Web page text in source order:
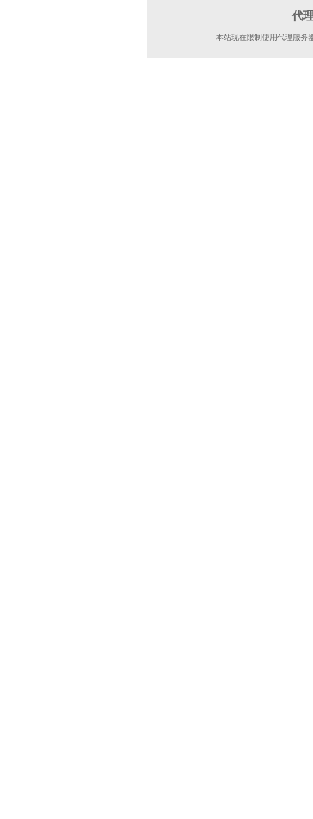
代
本站现在限制使用代理服务